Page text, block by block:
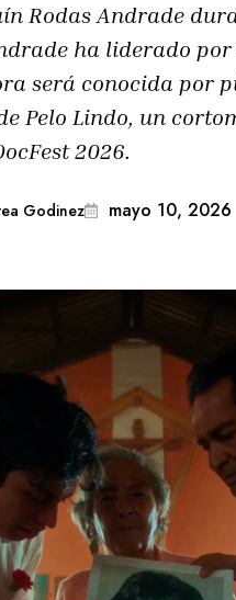
Rodas Andrade
ha liderado
será conocida por
Pelo Lindo, un
2026.
Godinez mayo 10, 2026